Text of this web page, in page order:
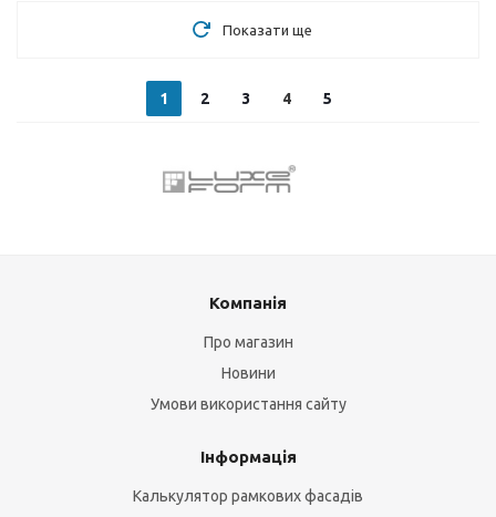
Показати ще
1 2 3 4 5
Компанія
Про магазин
Новини
Умови використання сайту
Інформація
Калькулятор рамкових фасадів